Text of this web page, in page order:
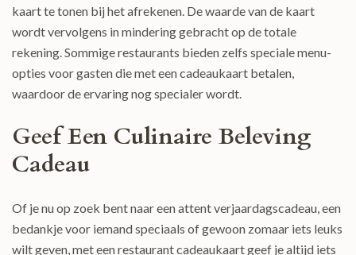
kaart te tonen bij het afrekenen. De waarde van de kaart
wordt vervolgens in mindering gebracht op de totale
rekening. Sommige restaurants bieden zelfs speciale menu-
opties voor gasten die met een cadeaukaart betalen,
waardoor de ervaring nog specialer wordt.
Geef Een Culinaire Beleving
Cadeau
Of je nu op zoek bent naar een attent verjaardagscadeau, een
bedankje voor iemand speciaals of gewoon zomaar iets leuks
wilt geven, met een restaurant cadeaukaart geef je altijd iets